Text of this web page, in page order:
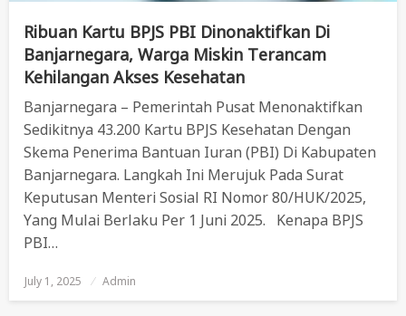
Ribuan Kartu BPJS PBI Dinonaktifkan Di
Banjarnegara, Warga Miskin Terancam
Kehilangan Akses Kesehatan
Banjarnegara – Pemerintah Pusat Menonaktifkan
Sedikitnya 43.200 Kartu BPJS Kesehatan Dengan
Skema Penerima Bantuan Iuran (PBI) Di Kabupaten
Banjarnegara. Langkah Ini Merujuk Pada Surat
Keputusan Menteri Sosial RI Nomor 80/HUK/2025,
Yang Mulai Berlaku Per 1 Juni 2025. Kenapa BPJS
PBI…
Posted
On
July 1, 2025 Admin